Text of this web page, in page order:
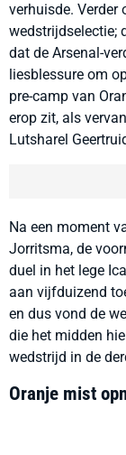
verhuisde. Verder
wedstrijdselectie;
dat de Arsenal-
liesblessure om
pre-camp van
erop zit, als
Lutsharel
Na een moment
Jorritsma, de
duel in het lege
aan vijfduizend
en dus vond de
die het midden
wedstrijd in de
Oranje mist